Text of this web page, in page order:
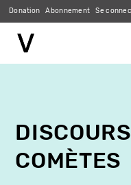
Donation Abonnement Se
COMÈTES